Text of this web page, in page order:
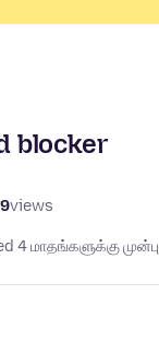
blocker
views
4 மாதங்களுக்கு முன்பு